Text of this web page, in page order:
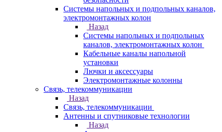
Системы напольных и подпольных каналов,
электромонтажных колон
Назад
Системы напольных и подпольных
каналов, электромонтажных колон
Кабельные каналы напольной
установки
Лючки и аксессуары
Электромонтажные колонны
Связь, телекоммуникации
Назад
Связь, телекоммуникации
Антенны и спутниковые технологии
Назад